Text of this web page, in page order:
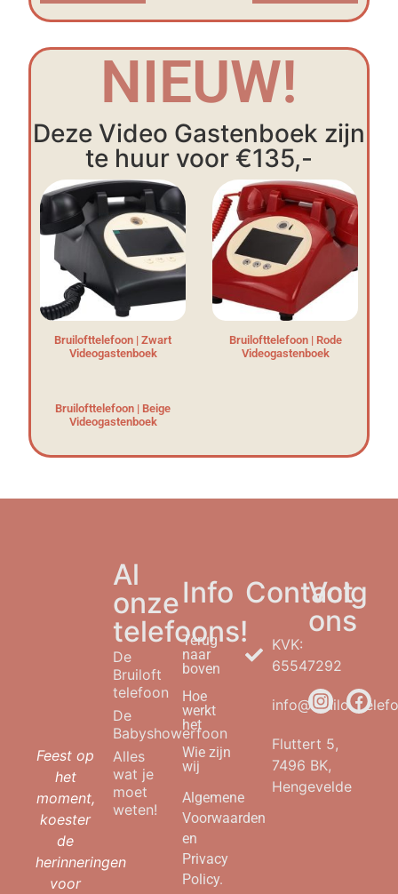
NIEUW!
Deze Video Gastenboek zijn
te huur voor €135,-
Bruilofttelefoon | Zwart
Videogastenboek
Bruilofttelefoon | Rode
Videogastenboek
Bruilofttelefoon | Beige
Videogastenboek
Feest op
het
moment,
koester
de
herinneringen
voor
Al
onze
telefoons!
De
Bruiloft
telefoon
De
Babyshowerfoon
Alles
wat je
moet
weten!
Info
Terug
naar
boven
Hoe
werkt
het
Wie zijn
wij
Algemene
Voorwaarden
en
Privacy
Policy.
Contact
KVK:
65547292
Fluttert 5,
7496 BK,
Hengevelde
Volg
ons